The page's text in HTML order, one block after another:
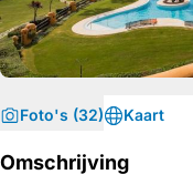
Foto's (32) Kaart
Omschrijving